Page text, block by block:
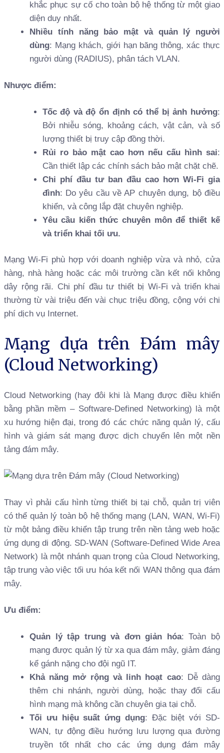
khắc phục sự cố cho toàn bộ hệ thống từ một giao
diện duy nhất.
Nhiều tính năng bảo mật và quản lý người
dùng: Mạng khách, giới hạn băng thông, xác thực
người dùng (RADIUS), phân tách VLAN.
Nhược điểm:
Tốc độ và độ ổn định có thể bị ảnh hưởng:
Bởi nhiễu sóng, khoảng cách, vật cản, và số
lượng thiết bị truy cập đồng thời.
Rủi ro bảo mật cao hơn nếu cấu hình sai:
Cần thiết lập các chính sách bảo mật chặt chẽ.
Chi phí đầu tư ban đầu cao hơn Wi-Fi gia
đình: Do yêu cầu về AP chuyên dụng, bộ điều
khiển, và công lắp đặt chuyên nghiệp.
Yêu cầu kiến thức chuyên môn để thiết kế
và triển khai tối ưu.
Mạng Wi-Fi phù hợp với doanh nghiệp vừa và nhỏ, cửa
hàng, nhà hàng hoặc các môi trường cần kết nối không
dây rộng rãi. Chi phí đầu tư thiết bị Wi-Fi và triển khai
thường từ vài triệu đến vài chục triệu đồng, cộng với chi
phí dịch vụ Internet.
Mạng dựa trên Đám mây
(Cloud Networking)
Cloud Networking (hay đôi khi là Mạng được điều khiển
bằng phần mềm – Software-Defined Networking) là một
xu hướng hiện đại, trong đó các chức năng quản lý, cấu
hình và giám sát mạng được dịch chuyển lên một nền
tảng đám mây.
Thay vì phải cấu hình từng thiết bị tại chỗ, quản trị viên
có thể quản lý toàn bộ hệ thống mạng (LAN, WAN, Wi-Fi)
từ một bảng điều khiển tập trung trên nền tảng web hoặc
ứng dụng di động. SD-WAN (Software-Defined Wide Area
Network) là một nhánh quan trọng của Cloud Networking,
tập trung vào việc tối ưu hóa kết nối WAN thông qua đám
mây.
Ưu điểm:
Quản lý tập trung và đơn giản hóa: Toàn bộ
mạng được quản lý từ xa qua đám mây, giảm đáng
kể gánh nặng cho đội ngũ IT.
Khả năng mở rộng và linh hoạt cao: Dễ dàng
thêm chi nhánh, người dùng, hoặc thay đổi cấu
hình mạng mà không cần chuyên gia tại chỗ.
Tối ưu hiệu suất ứng dụng: Đặc biệt với SD-
WAN, tự động điều hướng lưu lượng qua đường
truyền tốt nhất cho các ứng dụng đám mây